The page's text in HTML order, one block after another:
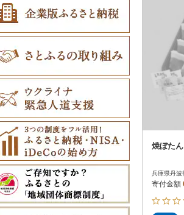
焼ぼた
兵庫県丹波
寄付金額